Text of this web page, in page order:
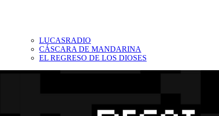
LUCASRADIO
CÁSCARA DE MANDARINA
EL REGRESO DE LOS DIOSES